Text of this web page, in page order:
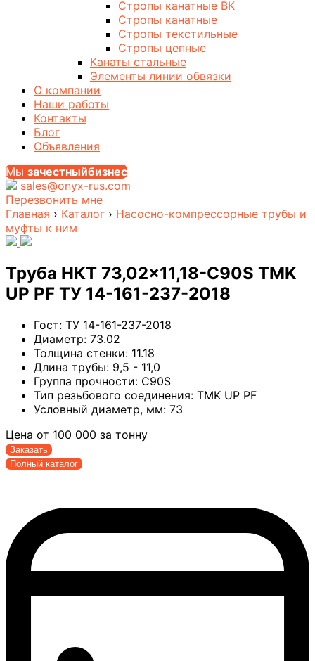
Стропы канатные ВК
Стропы канатные
Стропы текстильные
Стропы цепные
Канаты стальные
Элементы линии обвязки
О компании
Наши работы
Контакты
Блог
Объявления
Мы зачестныйбизнес
sales@onyx-rus.com
Перезвонить мне
Главная › Каталог › Насосно-компрессорные трубы и
муфты к ним
Труба НКТ 73,02×11,18-С90S TMK
UP PF ТУ 14-161-237-2018
Гост: ТУ 14-161-237-2018
Диаметр: 73.02
Толщина стенки: 11.18
Длина трубы: 9,5 - 11,0
Группа прочности: С90S
Тип резьбового соединения: TMK UP PF
Условный диаметр, мм: 73
Цена от 100 000 за тонну
Заказать
Полный каталог